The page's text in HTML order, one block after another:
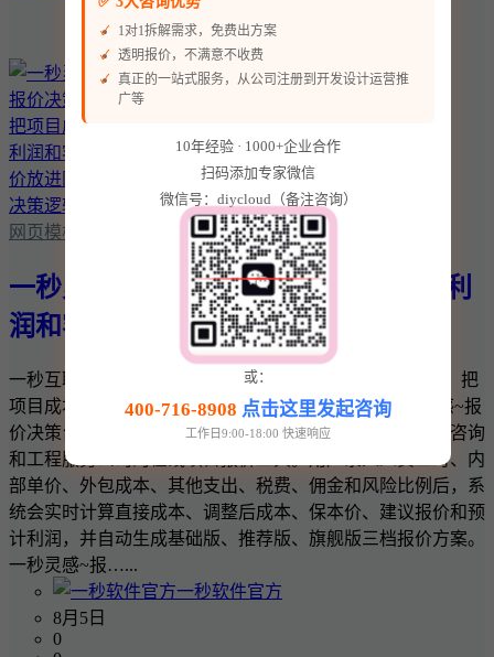
网页模板
一秒灵感~报价决策台：把项目成本、利
润和客户报价放进同一套决策逻辑
一秒互联 · 一秒灵感实用商业工具 一秒灵感~报价决策台：把
项目成本、利润和客户报价放进同一套决策逻辑 一秒灵感~报
价决策台是一款面向网站建设、软件开发、设计、广告、咨询
和工程服务公司的在线项目报价工具。用户录入人员工时、内
部单价、外包成本、其他支出、税费、佣金和风险比例后，系
统会实时计算直接成本、调整后成本、保本价、建议报价和预
计利润，并自动生成基础版、推荐版、旗舰版三档报价方案。
一秒灵感~报…...
一秒软件官方
8月5日
0
1对1拆解需求，免费出方案
透明报价，不满意不收费
真正的一站式服务，从公司注册到开发设计运营推
广等
10年经验 · 1000+企业合作
扫码添加专家微信
微信号：diycloud（备注咨询）
或：
400-716-8908 点击这里发起咨询
工作日9:00-18:00 快速响应